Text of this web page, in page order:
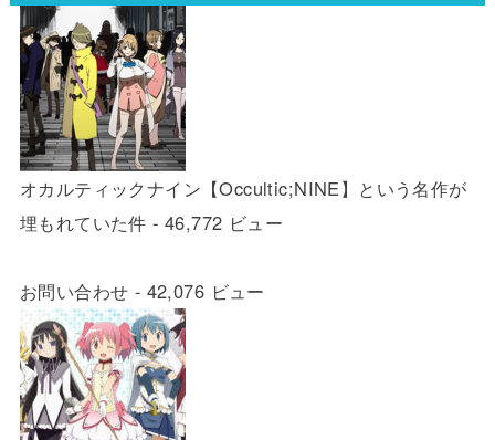
オカルティックナイン【Occultic;NINE】という名作が
埋もれていた件 - 46,772 ビュー
お問い合わせ - 42,076 ビュー